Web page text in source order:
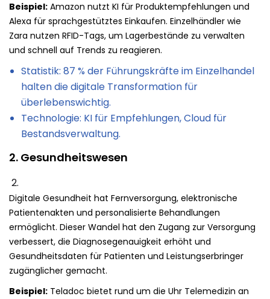
Beispiel: Amazon nutzt KI für Produktempfehlungen und
Alexa für sprachgestütztes Einkaufen. Einzelhändler wie
Zara nutzen RFID-Tags, um Lagerbestände zu verwalten
und schnell auf Trends zu reagieren.
Statistik: 87 % der Führungskräfte im Einzelhandel
halten die digitale Transformation für
überlebenswichtig.
Technologie: KI für Empfehlungen, Cloud für
Bestandsverwaltung.
2. Gesundheitswesen
Digitale Gesundheit hat Fernversorgung, elektronische
Patientenakten und personalisierte Behandlungen
ermöglicht. Dieser Wandel hat den Zugang zur Versorgung
verbessert, die Diagnosegenauigkeit erhöht und
Gesundheitsdaten für Patienten und Leistungserbringer
zugänglicher gemacht.
Beispiel: Teladoc bietet rund um die Uhr Telemedizin an